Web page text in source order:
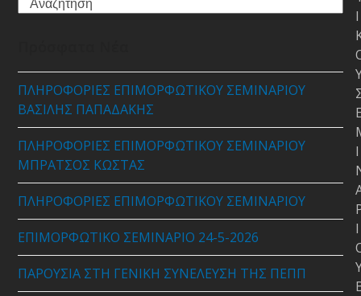
ΠΛΗΡΟΦΟΡΙΕΣ ΕΠΙΜΟΡΦΩΤΙΚΟΥ ΣΕΜΙΝΑΡΙΟΥ
ΒΑΣΙΛΗΣ ΠΑΠΑΔΑΚΗΣ
ΠΛΗΡΟΦΟΡΙΕΣ ΕΠΙΜΟΡΦΩΤΙΚΟΥ ΣΕΜΙΝΑΡΙΟΥ
ΜΠΡΑΤΣΟΣ ΚΩΣΤΑΣ
ΠΛΗΡΟΦΟΡΙΕΣ ΕΠΙΜΟΡΦΩΤΙΚΟΥ ΣΕΜΙΝΑΡΙΟΥ
ΕΠΙΜΟΡΦΩΤΙΚΟ ΣΕΜΙΝΑΡΙΟ 24-5-2026
ΠΑΡΟΥΣΙΑ ΣΤΗ ΓΕΝΙΚΗ ΣΥΝΕΛΕΥΣΗ ΤΗΣ ΠΕΠΠ
Ι
Ι
Ι